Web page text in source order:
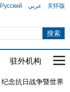
Русский عربي 关怀版
驻外机构 国
纪念抗日战争暨世界